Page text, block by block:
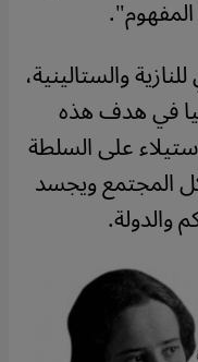
والستالينية،
في هدف هذه
على السلطة
المجتمع ويجسد
والدولة.